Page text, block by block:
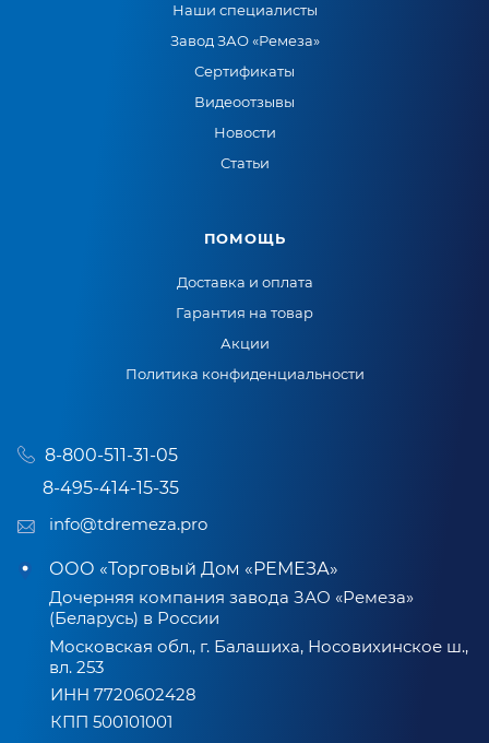
Наши специалисты
Завод ЗАО «Ремеза»
Сертификаты
Видеоотзывы
Новости
Статьи
ПОМОЩЬ
Доставка и оплата
Гарантия на товар
Акции
Политика конфиденциальности
8-800-511-31-05
8-495-414-15-35
info@tdremeza.pro
ООО «Торговый Дом «РЕМЕЗА»
Дочерняя компания завода ЗАО «Ремеза»
(Беларусь) в России
Московская обл., г. Балашиха, Носовихинское ш.,
вл. 253
ИНН 7720602428
КПП 500101001